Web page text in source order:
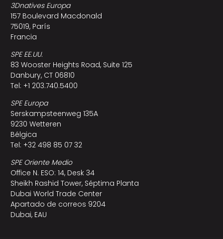
3Dnatives Europa
157 Boulevard Macdonald
75019, París
Francia
SPE EE.UU.
83 Wooster Heights Road, Suite 125
Danbury, CT 06810
Tel: +1 203.740.5400
SPE Europa
Serskampsteenweg 135A
9230 Wetteren
Bélgica
Tel: +32 498 85 07 32
SPE Oriente Medio
Office N. ESO: 14, Desk 34
Sheikh Rashid Tower, Séptima Planta
Dubai World Trade Center
Apartado de correos 9204
Dubai, EAU